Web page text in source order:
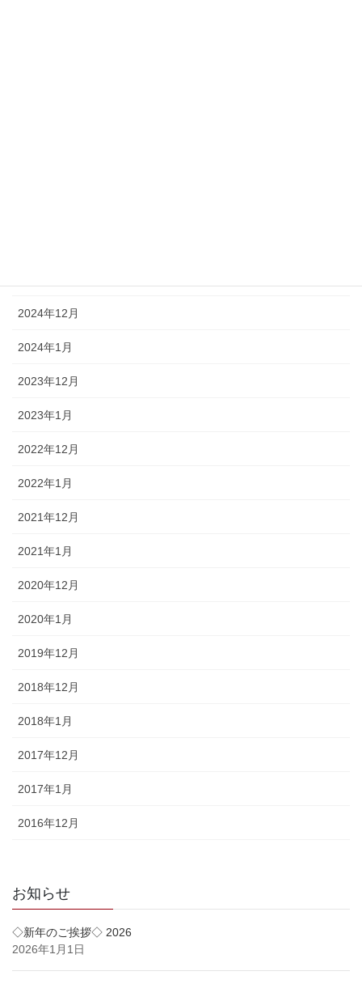
2024年12月
2024年1月
2023年12月
2023年1月
2022年12月
2022年1月
2021年12月
2021年1月
2020年12月
2020年1月
2019年12月
2018年12月
2018年1月
2017年12月
2017年1月
2016年12月
お知らせ
◇新年のご挨拶◇ 2026
2026年1月1日